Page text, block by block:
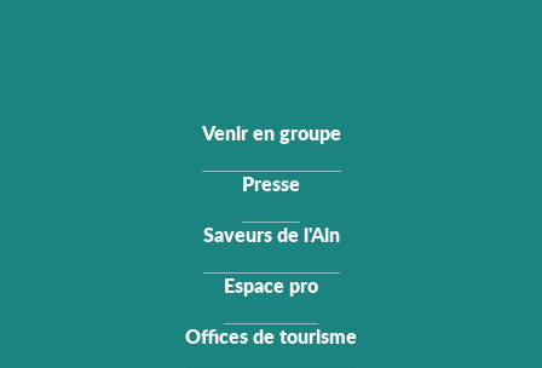
Venir en groupe
Presse
Saveurs de l'Ain
Espace pro
Offices de tourisme